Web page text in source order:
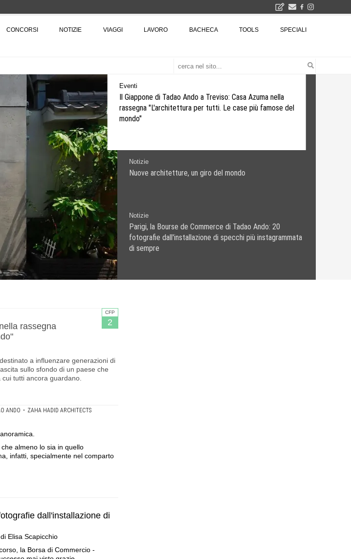
CONCORSI NOTIZIE VIAGGI LAVORO BACHECA TOOLS SPECIALI
Scapicchio
Eventi
Il Giappone di Tadao Ando a Treviso: Casa Azuma nella
rassegna "L'architettura per tutti. Le case più famose del
mondo"
Notizie
Nuove architetture, un giro del mondo
Notizie
Parigi, la Bourse de Commerce di Tadao Ando: 20
fotografie dall'installazione di specchi più instagrammata
di sempre
CFP
2
rassegna
a influenzare generazioni di
sullo sfondo di un paese che
tutti ancora guardano.
ANDO • ZAHA HADID ARCHITECTS
almeno lo sia in quello
infatti, specialmente nel comparto
dall'installazione di
Elisa Scapicchio
la Borsa di Commercio -
Museo MAGMA per la realizzazione di una mostra